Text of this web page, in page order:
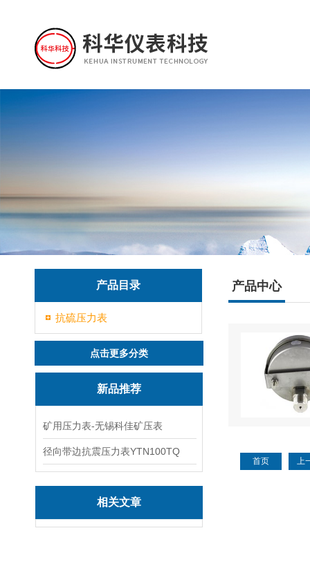
产品目录
抗硫压力表
点击更多分类
新品推荐
矿用压力表-无锡科佳矿压表
径向带边抗震压力表YTN100TQ
相关文章
产品中心
首页 上